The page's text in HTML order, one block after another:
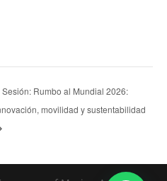
Sesión: Rumbo al Mundial 2026:
movilidad y sustentabilidad